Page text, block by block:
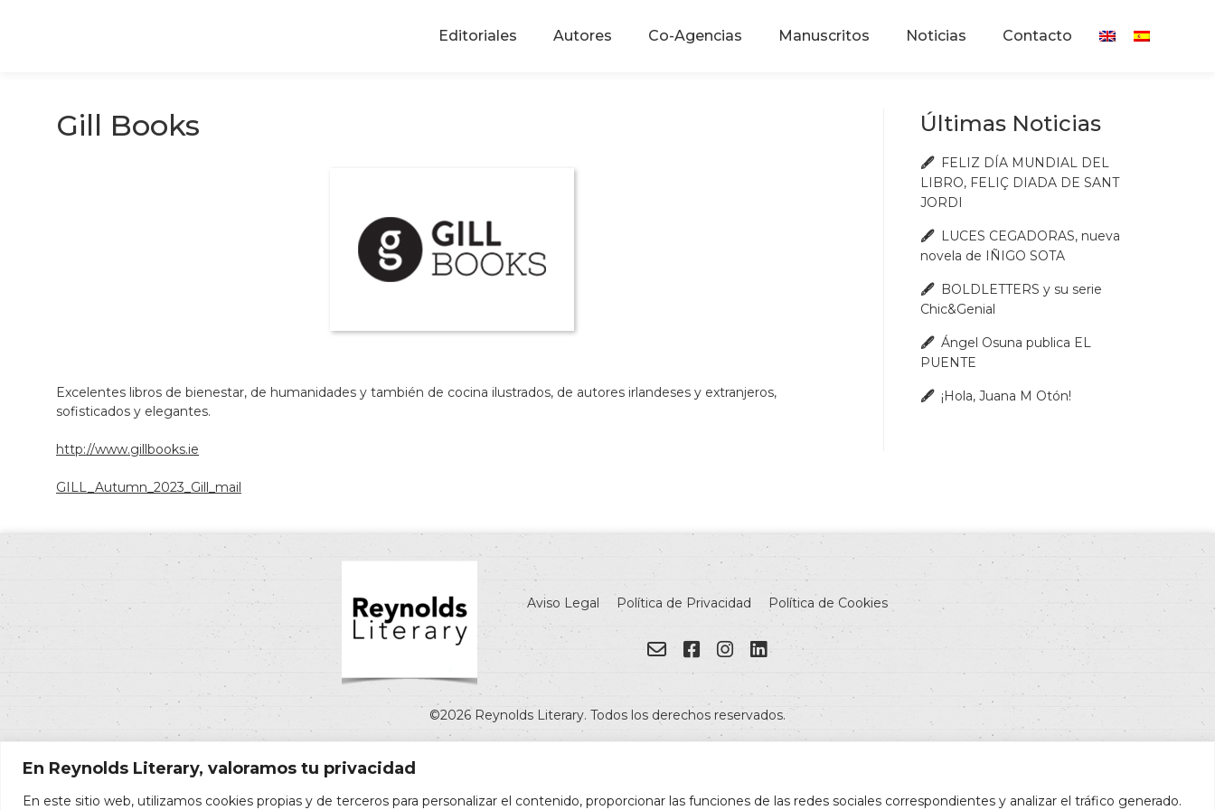
En Reynolds Literary, valoramos tu privacidad
En este sitio web, utilizamos cookies propias y de terceros para personalizar el contenido, proporcionar las funciones de las redes sociales correspondientes y analizar el tráfico generado.
Editoriales Autores Co-Agencias Manuscritos Noticias Contacto
Gill Books
Excelentes libros de bienestar, de humanidades y también de cocina ilustrados, de autores irlandeses y extranjeros,
sofisticados y elegantes.
http://www.gillbooks.ie
GILL_Autumn_2023_Gill_mail
Últimas Noticias
FELIZ DÍA MUNDIAL DEL
LIBRO, FELIÇ DIADA DE SANT
JORDI
LUCES CEGADORAS, nueva
novela de IÑIGO SOTA
BOLDLETTERS y su serie
Chic&Genial
Ángel Osuna publica EL
PUENTE
¡Hola, Juana M Otón!
Aviso Legal Política de Privacidad Política de Cookies
©2026 Reynolds Literary. Todos los derechos reservados.